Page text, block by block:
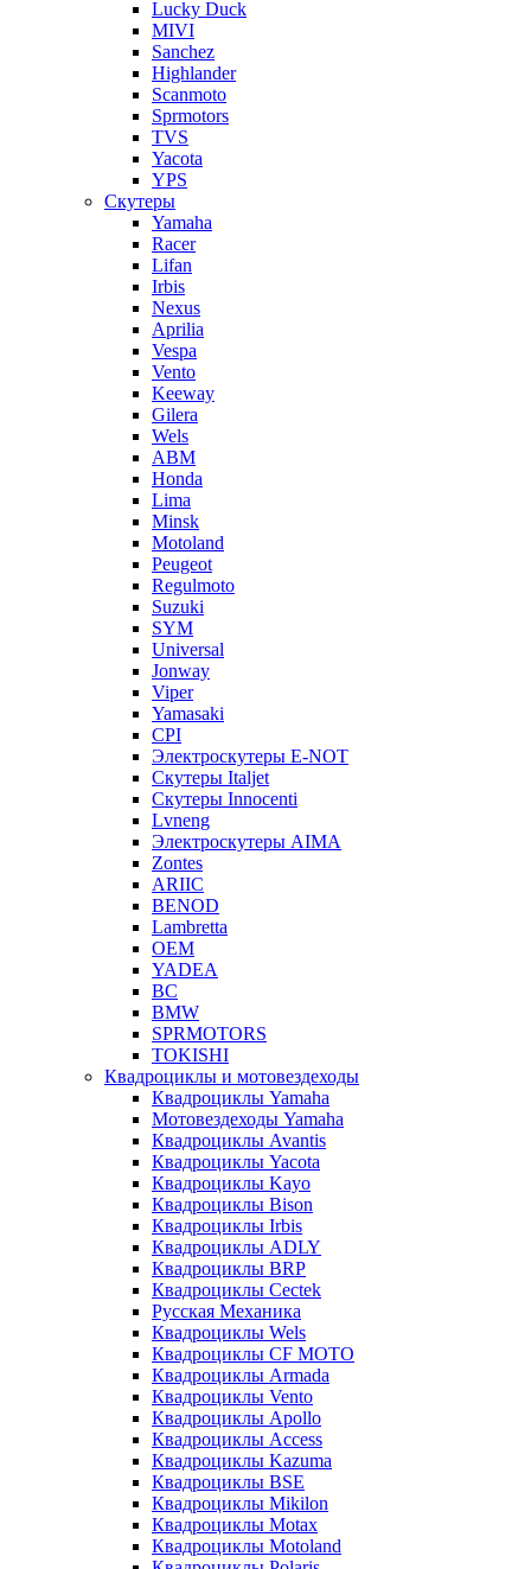
Lucky Duck
MIVI
Sanchez
Highlander
Scanmoto
Sprmotors
TVS
Yacota
YPS
Скутеры
Yamaha
Racer
Lifan
Irbis
Nexus
Aprilia
Vespa
Vento
Keeway
Gilera
Wels
ABM
Honda
Lima
Minsk
Motoland
Peugeot
Regulmoto
Suzuki
SYM
Universal
Jonway
Viper
Yamasaki
CPI
Электроскутеры E-NOT
Скутеры Italjet
Скутеры Innocenti
Lvneng
Электроскутеры AIMA
Zontes
ARIIC
BENOD
Lambretta
OEM
YADEA
BC
BMW
SPRMOTORS
TOKISHI
Квадроциклы и мотовездеходы
Квадроциклы Yamaha
Мотовездеходы Yamaha
Квадроциклы Avantis
Квадроциклы Yacota
Квадроциклы Kayo
Квадроциклы Bison
Квадроциклы Irbis
Квадроциклы ADLY
Квадроциклы BRP
Квадроциклы Cectek
Русская Механика
Квадроциклы Wels
Квадроциклы CF MOTO
Квадроциклы Armada
Квадроциклы Vento
Квадроциклы Apollo
Квадроциклы Access
Квадроциклы Kazuma
Квадроциклы BSE
Квадроциклы Mikilon
Квадроциклы Motax
Квадроциклы Motoland